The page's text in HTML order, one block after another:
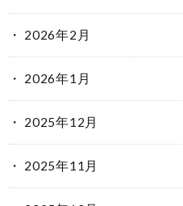
2026年2月
2026年1月
2025年12月
2025年11月